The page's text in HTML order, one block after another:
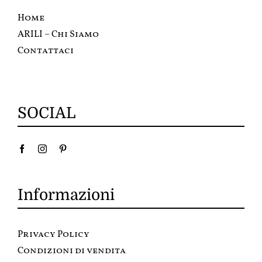
Home
ARILI – Chi Siamo
Contattaci
SOCIAL
Informazioni
Privacy Policy
Condizioni di vendita